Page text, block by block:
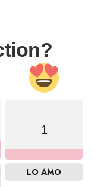
1
LO AMO